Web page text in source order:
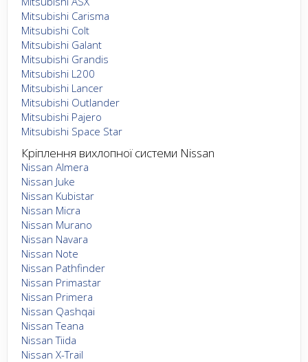
Mitsubishi Carisma
Mitsubishi Colt
Mitsubishi Galant
Mitsubishi Grandis
Mitsubishi L200
Mitsubishi Lancer
Mitsubishi Outlander
Mitsubishi Pajero
Mitsubishi Space Star
Кріплення вихлопної системи Nissan
Nissan Almera
Nissan Juke
Nissan Kubistar
Nissan Micra
Nissan Murano
Nissan Navara
Nissan Note
Nissan Pathfinder
Nissan Primastar
Nissan Primera
Nissan Qashqai
Nissan Teana
Nissan Tiida
Nissan X-Trail